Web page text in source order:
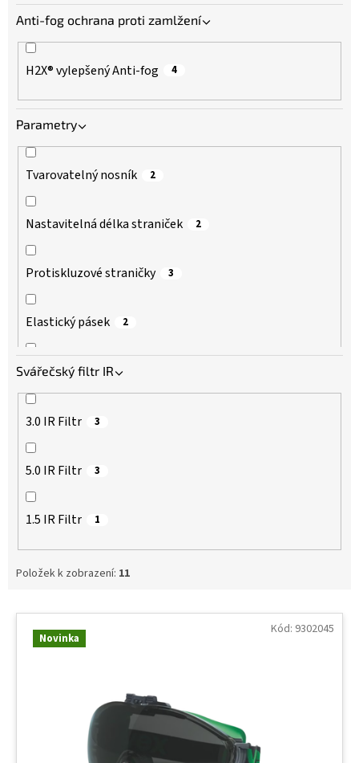
Anti-fog ochrana proti zamlžení
H2X® vylepšený Anti-fog 4
Parametry
Tvarovatelný nosník 2
Nastavitelná délka straniček 2
Protiskluzové straničky 3
Elastický pásek 2
Obličejový štít 2
Odlehčené 3
Přes dioptrické brýle
Nastavitelný sklon straniček
Gumový nosník 2
Svářečský filtr IR
3.0 IR Filtr 3
5.0 IR Filtr 3
1.5 IR Filtr 1
Položek k zobrazení: 11
V
Novinka
Kód: 9302045